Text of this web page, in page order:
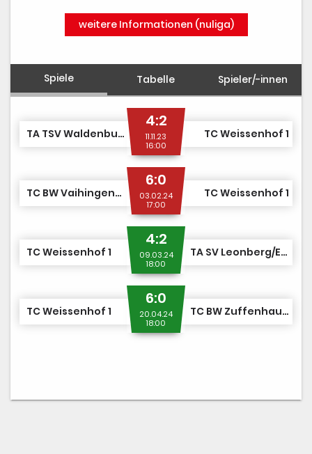
weitere Informationen (nuliga)
Spiele Tabelle Spieler/-innen
TA TSV Waldenbuch 2
4:2
11.11.23
16:00
TC Weissenhof 1
TC BW Vaihingen-Rohr 1
6:0
03.02.24
17:00
TC Weissenhof 1
TC Weissenhof 1
4:2
09.03.24
18:00
TA SV Leonberg/Eltingen 1
TC Weissenhof 1
6:0
20.04.24
18:00
TC BW Zuffenhausen 2